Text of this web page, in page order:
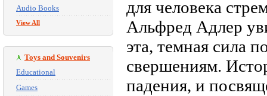
Audio Books
View All
Toys and Souvenirs
Educational
Games
для человека
Альфред Адлер
эта, темная сила
свершениям.
падения, и